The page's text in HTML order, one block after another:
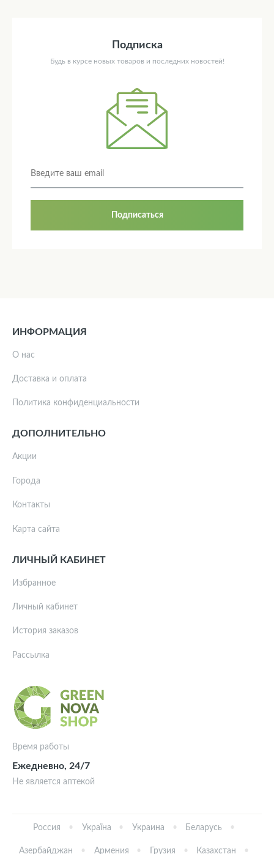
Подписка
Будь в курсе новых товаров и последних новостей!
Подписаться
Время работы
Ежедневно, 24/7
Не является аптекой
ИНФОРМАЦИЯ
О нас
Доставка и оплата
Политика конфиденциальности
ДОПОЛНИТЕЛЬНО
Акции
Города
Контакты
Карта сайта
ЛИЧНЫЙ КАБИНЕТ
Избранное
Личный кабинет
История заказов
Рассылка
Россия Україна Украина Беларусь
Азербайджан Армения Грузия Казахстан